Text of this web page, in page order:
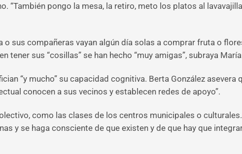
“También pongo la mesa, la retiro, meto los platos al
sus compañeras vayan algún día solas a comprar fruta o
sus “cosillas” se han hecho “muy amigas”, subraya
“y mucho” su capacidad cognitiva. Berta González asevera
conocen a sus vecinos y establecen redes de apoyo”.
como las clases de los centros municipales o
y se haga consciente de que existen y de que hay que